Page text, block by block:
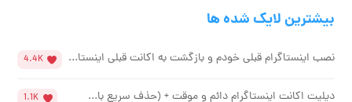
بیشترین لایک شده ها
نصب اینستاگرام قبلی خودم و بازگشت به اکانت قبلی اینستا... 4.4K
دیلیت اکانت اینستاگرام دائم و موقت + (حذف سریع با... 1.1K